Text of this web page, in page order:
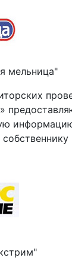
мельница"